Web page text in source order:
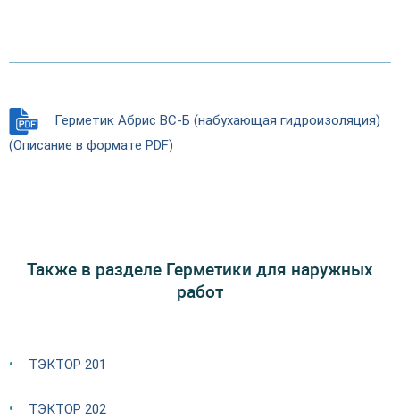
Герметик Абрис ВС-Б (набухающая гидроизоляция)
(Описание в формате PDF)
Также в разделе Герметики для наружных
работ
ТЭКТОР 201
ТЭКТОР 202